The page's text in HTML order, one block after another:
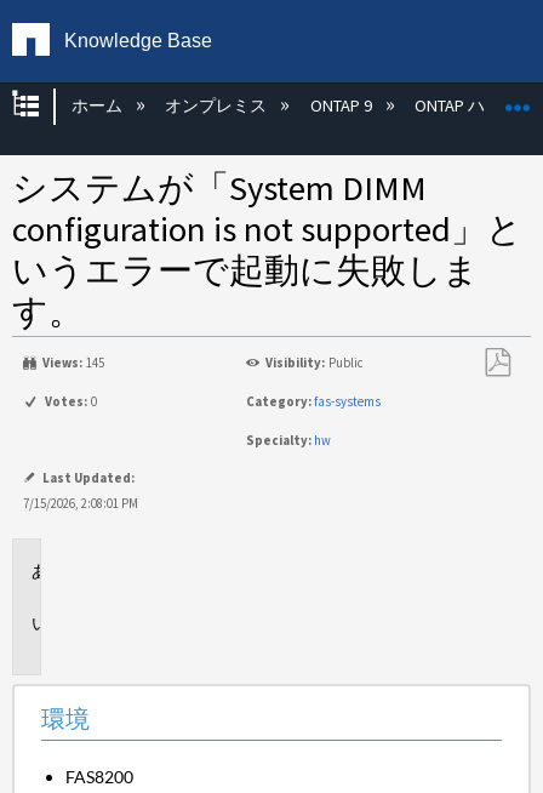
Knowledge Base
グローバル階層を展開/折りたたむ
ホーム オンプレミス ONTAP 9 ONTAP ハード
システムが「System DIMM
configuration is not supported」と
いうエラーで起動に失敗しま
す。
Views: 145 Visibility: Public
Votes: 0 Category:fas-systems
Specialty: hw
Last Updated:
7/15/2026, 2:08:01 PM
環境
FAS8200